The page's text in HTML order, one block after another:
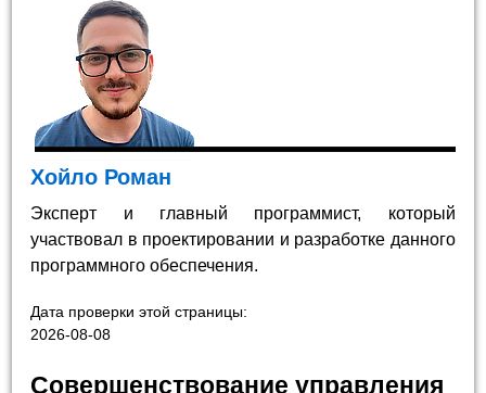
Хойло Роман
Эксперт и главный программист, который
участвовал в проектировании и разработке данного
программного обеспечения.
Дата проверки этой страницы:
2026-08-08
Совершенствование управления